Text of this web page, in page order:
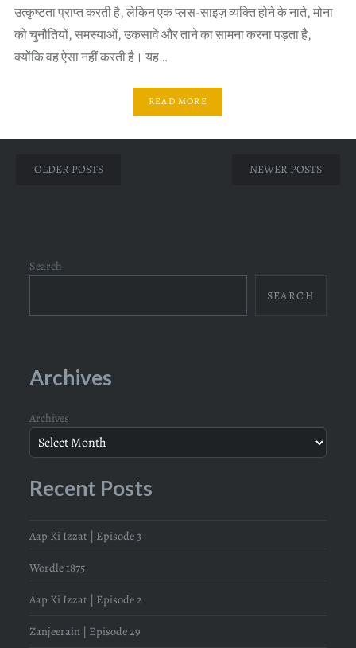
उत्कृष्टता प्राप्त करती है, लेकिन एक प्लस-साइज़ व्यक्ति होने के नाते, मोना
को चुनौतियों, समस्याओं, उकसावे और ताने का सामना करना पड़ता है,
क्योंकि वह ऐसा नहीं करती है। यह…
READ MORE
Posts
OLDER POSTS NEWER POSTS
Search
SEARCH
Archives
Archives
Recent Posts
Aap Ki Izzat | Episode 3
Wordle 1875
Aap Ki Izzat | Episode 2
Zanjeerain | Episode 29